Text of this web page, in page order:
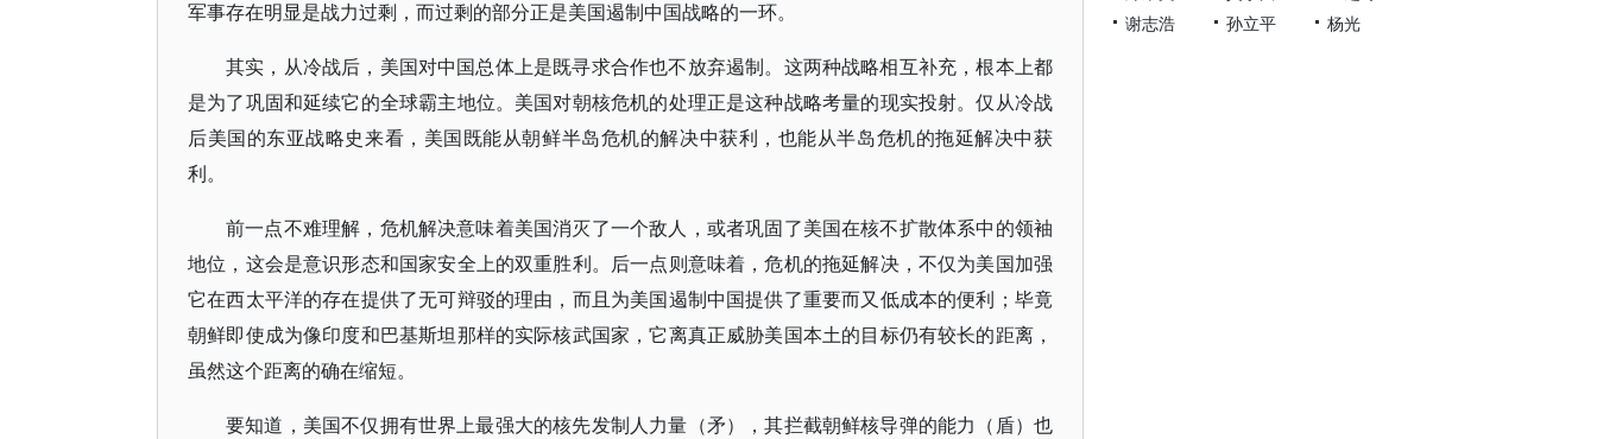
军事存在明显是战力过剩，而过剩的部分正是美国遏制中国战略的一环。
其实，从冷战后，美国对中国总体上是既寻求合作也不放弃遏制。这两种战略相互补充，根本上都
是为了巩固和延续它的全球霸主地位。美国对朝核危机的处理正是这种战略考量的现实投射。仅从冷战
后美国的东亚战略史来看，美国既能从朝鲜半岛危机的解决中获利，也能从半岛危机的拖延解决中获
利。
前一点不难理解，危机解决意味着美国消灭了一个敌人，或者巩固了美国在核不扩散体系中的领袖
地位，这会是意识形态和国家安全上的双重胜利。后一点则意味着，危机的拖延解决，不仅为美国加强
它在西太平洋的存在提供了无可辩驳的理由，而且为美国遏制中国提供了重要而又低成本的便利；毕竟
朝鲜即使成为像印度和巴基斯坦那样的实际核武国家，它离真正威胁美国本土的目标仍有较长的距离，
虽然这个距离的确在缩短。
要知道，美国不仅拥有世界上最强大的核先发制人力量（矛），其拦截朝鲜核导弹的能力（盾）也
谢志浩
孙立平 杨光